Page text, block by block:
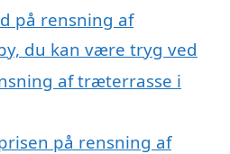
på rensning af
du kan være tryg ved
af træterrasse i
på rensning af